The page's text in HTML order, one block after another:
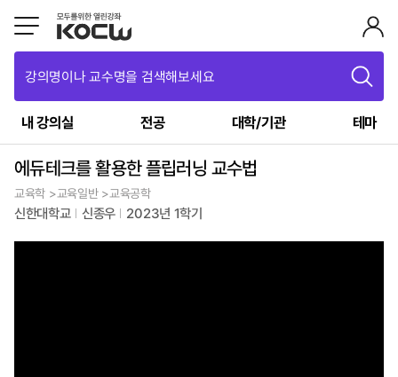
강의명이나 교수명을 검색해보세요
내 강의실 전공 대학/기관 테마
에듀테크를 활용한 플립러닝 교수법
교육학 >교육일반 >교육공학
신한대학교 신종우 2023년 1학기